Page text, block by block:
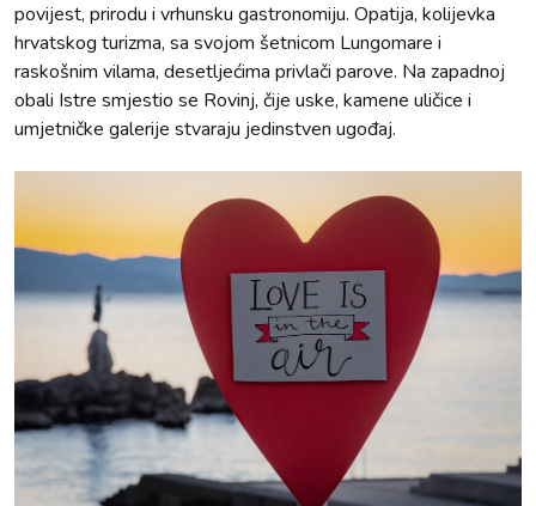
povijest, prirodu i vrhunsku gastronomiju. Opatija, kolijevka
hrvatskog turizma, sa svojom šetnicom Lungomare i
raskošnim vilama, desetljećima privlači parove. Na zapadnoj
obali Istre smjestio se Rovinj, čije uske, kamene uličice i
umjetničke galerije stvaraju jedinstven ugođaj.